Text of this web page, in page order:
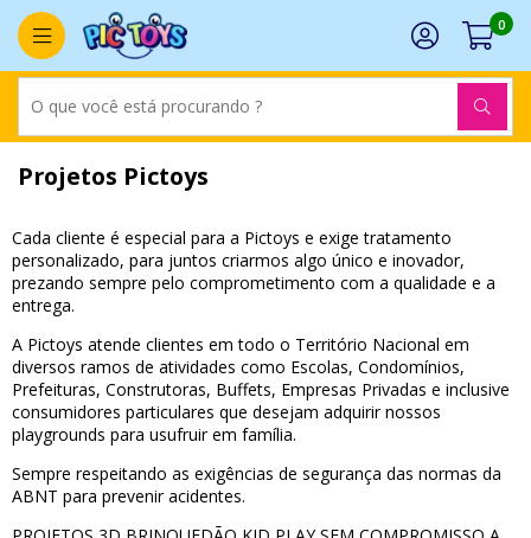
0
Projetos Pictoys
Cada cliente é especial para a Pictoys e exige tratamento
personalizado, para juntos criarmos algo único e inovador,
prezando sempre pelo comprometimento com a qualidade e a
entrega.
A Pictoys atende clientes em todo o Território Nacional em
diversos ramos de atividades como Escolas, Condomínios,
Prefeituras, Construtoras, Buffets, Empresas Privadas e inclusive
consumidores particulares que desejam adquirir nossos
playgrounds para usufruir em família.
Sempre respeitando as exigências de segurança das normas da
ABNT para prevenir acidentes.